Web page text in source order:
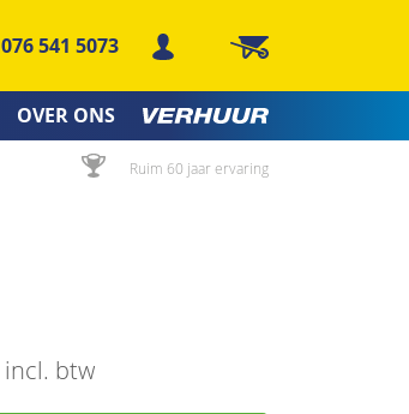
076 541 5073 Winkelwagen
OVER ONS
Ruim 60 jaar ervaring
incl. btw